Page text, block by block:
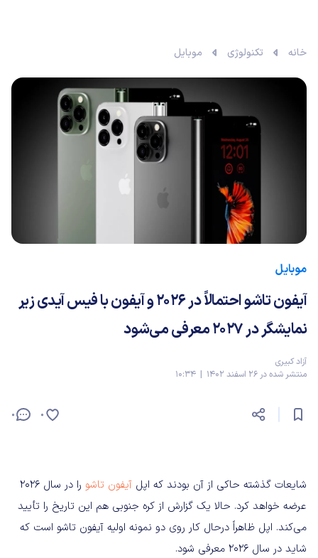
خانه تکنولوژی موبایل
موبایل
آیفون تاشو احتمالاً در 2026 و آیفون با فیس آیدی زیر
نمایشگر در 2027 معرفی می‌شود
آزاد کبیری
منتشر شده در 26 اسفند 1402 | 10:34
0 0
شایعات گذشته حاکی از آن بودند که اپل آیفون تاشو
را در سال 2026
عرضه خواهد کرد. حالا یک گزارش از کره جنوبی هم این تاریخ را تأیید
می‌کند. اپل ظاهراً درحال کار روی دو نمونه اولیه آیفون تاشو است که
شاید در سال 2026 معرفی شود.